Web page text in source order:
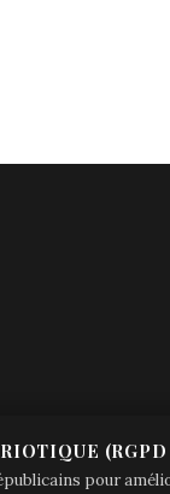
pour